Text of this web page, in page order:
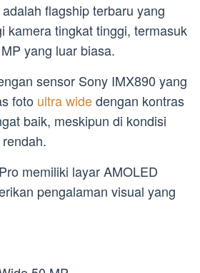
flagship terbaru yang
kamera tingkat tinggi, termasuk
yang luar biasa.
sensor Sony IMX890 yang
foto ultra widedengan kontras
baik, meskipun di kondisi
memiliki layar AMOLED
pengalaman visual yang